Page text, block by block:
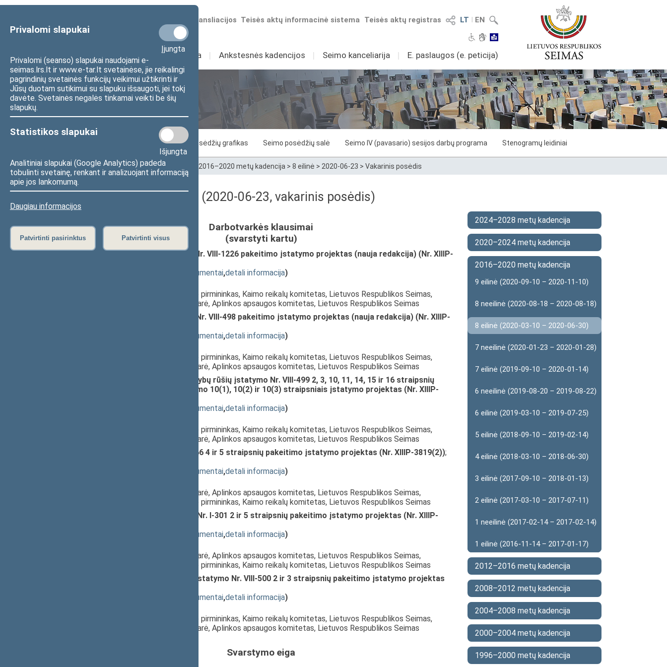
Privalomi slapukai
Įjungta
Privalomi (seanso) slapukai naudojami e-
seimas.lrs.lt ir www.e-tar.lt svetainėse, jie reikalingi
pagrindinių svetainės funkcijų veikimui užtikrinti ir
Jūsų duotam sutikimui su slapuku išsaugoti, jei tokį
davėte. Svetainės negalės tinkamai veikti be šių
slapukų.
Statistikos slapukai
Išjungta
Analitiniai slapukai (Google Analytics) padeda
tobulinti svetainę, renkant ir analizuojant informaciją
apie jos lankomumą.
Daugiau informacijos
Patvirtinti pasirinktus Patvirtinti visus
LT I EN
Teisės aktų registras
Teisės aktų informacinė sistema
Numatomos transliacijos
Sudėtis Veikla I Ankstesnės kadencijos I Seimo kanceliarija I E. paslaugos (e. peticija)
Seimo posėdžiai
Posėdžiai Posėdžių grafikas Seimo posėdžių salė Seimo IV (pavasario) sesijos darbų programa Stenogramų leidiniai
Pradžia>Seimo posėdžiai>Kadencijos 2016–2020 metų kadencija > 8 eilinė > 2020-06-23 > Vakarinis posėdis
Darbotvarkės klausimas (2020-06-23, vakarinis posėdis)
Darbotvarkės klausimai
(svarstyti kartu)
Laukinės augalijos įstatymo Nr. VIII-1226 pakeitimo įstatymo projektas (nauja redakcija) (Nr. XIIIP-
susiję dokumentai,detali informacija)
, Komiteto pirmininkas, Kaimo reikalų komitetas, Lietuvos Respublikos Seimas,
, Komiteto narė, Aplinkos apsaugos komitetas, Lietuvos Respublikos Seimas
Laukinės gyvūnijos įstatymo Nr. VIII-498 pakeitimo įstatymo projektas (nauja redakcija) (Nr. XIIIP-
susiję dokumentai,detali informacija)
, Komiteto pirmininkas, Kaimo reikalų komitetas, Lietuvos Respublikos Seimas,
, Komiteto narė, Aplinkos apsaugos komitetas, Lietuvos Respublikos Seimas
Saugomų gyvūnų, augalų ir grybų rūšių įstatymo Nr. VIII-499 2, 3, 10, 11, 14, 15 ir 16 straipsnių
pakeitimo ir Įstatymo papildymo 10(1), 10(2) ir 10(3) straipsniais įstatymo projektas (Nr. XIIIP-
susiję dokumentai,detali informacija)
, Komiteto pirmininkas, Kaimo reikalų komitetas, Lietuvos Respublikos Seimas,
, Komiteto narė, Aplinkos apsaugos komitetas, Lietuvos Respublikos Seimas
Medžioklės įstatymo Nr. IX-966 4 ir 5 straipsnių pakeitimo įstatymo projektas (Nr. XIIIP-3819(2));
susiję dokumentai,detali informacija)
, Komiteto narė, Aplinkos apsaugos komitetas, Lietuvos Respublikos Seimas,
, Komiteto pirmininkas, Kaimo reikalų komitetas, Lietuvos Respublikos Seimas
Saugomų teritorijų įstatymo Nr. I-301 2 ir 5 straipsnių pakeitimo įstatymo projektas (Nr. XIIIP-
susiję dokumentai,detali informacija)
, Komiteto narė, Aplinkos apsaugos komitetas, Lietuvos Respublikos Seimas,
, Komiteto pirmininkas, Kaimo reikalų komitetas, Lietuvos Respublikos Seimas
Gyvūnų gerovės ir apsaugos įstatymo Nr. VIII-500 2 ir 3 straipsnių pakeitimo įstatymo projektas
susiję dokumentai,detali informacija)
, Komiteto pirmininkas, Kaimo reikalų komitetas, Lietuvos Respublikos Seimas,
, Komiteto narė, Aplinkos apsaugos komitetas, Lietuvos Respublikos Seimas
Svarstymo eiga
2024–2028 metų kadencija
2020–2024 metų kadencija
2016–2020 metų kadencija
9 eilinė (2020-09-10 – 2020-11-10)
8 neeilinė (2020-08-18 – 2020-08-18)
8 eilinė (2020-03-10 – 2020-06-30)
7 neeilinė (2020-01-23 – 2020-01-28)
7 eilinė (2019-09-10 – 2020-01-14)
6 neeilinė (2019-08-20 – 2019-08-22)
6 eilinė (2019-03-10 – 2019-07-25)
5 eilinė (2018-09-10 – 2019-02-14)
4 eilinė (2018-03-10 – 2018-06-30)
3 eilinė (2017-09-10 – 2018-01-13)
2 eilinė (2017-03-10 – 2017-07-11)
1 neeilinė (2017-02-14 – 2017-02-14)
1 eilinė (2016-11-14 – 2017-01-17)
2012–2016 metų kadencija
2008–2012 metų kadencija
2004–2008 metų kadencija
2000–2004 metų kadencija
1996–2000 metų kadencija